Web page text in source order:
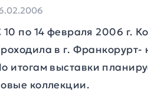
10 по 14 февраля 2006 г.
в г.
итогам выставки
коллекции.